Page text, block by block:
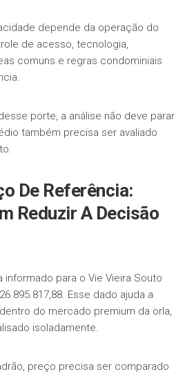
depende da operação do
de acesso, tecnologia,
comuns e regras condominiais
porte, a análise não deve parar
também precisa ser avaliado
De Referência:
Reduzir A Decisão
para o Vie Vieira Souto
Esse dado ajuda a
do mercado premium da orla,
isoladamente.
preço precisa ser comparado